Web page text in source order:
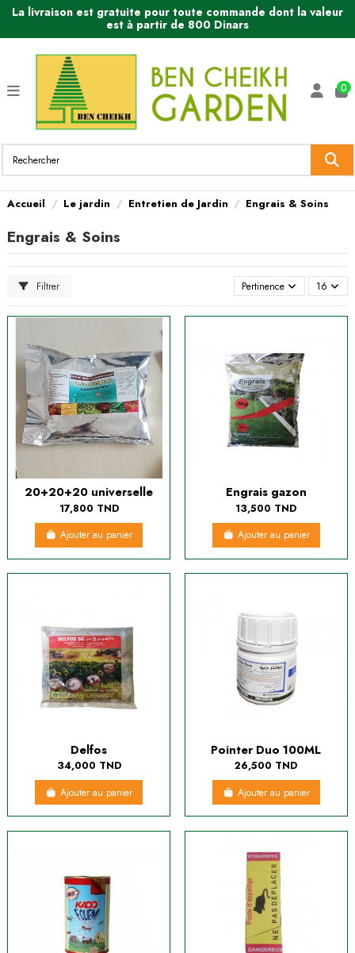
La livraison est gratuite pour toute commande dont la valeur
est à partir de 800 Dinars
0
Accueil Le jardin Entretien de Jardin Engrais & Soins
Engrais & Soins
Filtrer Pertinence 16
20+20+20 universelle
17,800 TND
Ajouter au panier
Engrais gazon
13,500 TND
Ajouter au panier
Delfos
34,000 TND
Ajouter au panier
Pointer Duo 100ML
26,500 TND
Ajouter au panier